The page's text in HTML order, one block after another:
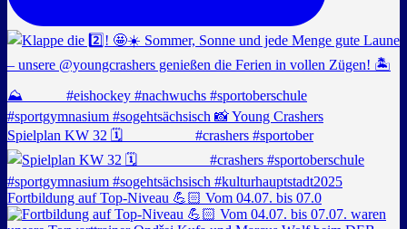
Spielplan KW 32 🗓️ _________ #crashers #sportober
Fortbildung auf Top-Niveau 💪🏻 Vom 04.07. bis 07.0